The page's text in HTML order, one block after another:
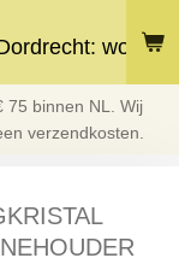
woe
75 binnen NL. Wij
verzendkosten.